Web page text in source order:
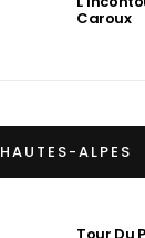
Caroux
HAUTES-ALPES